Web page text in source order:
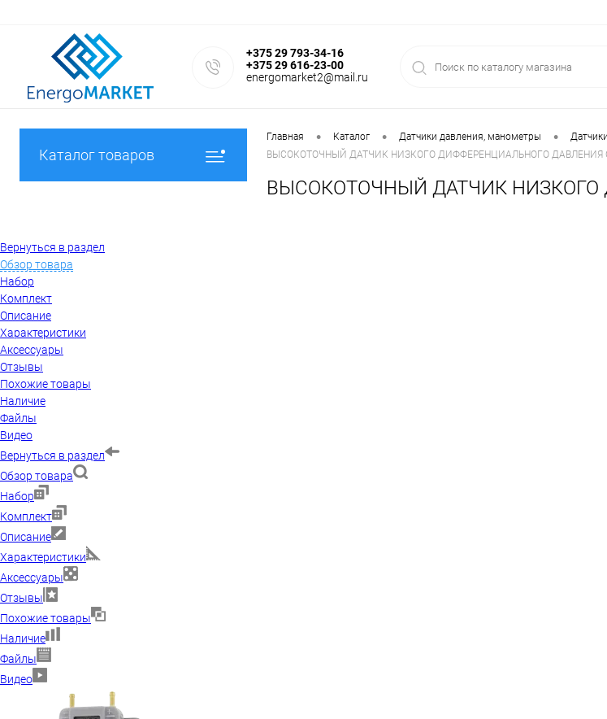
+375 29 793-34-16
+375 29 616-23-00
energomarket2@mail.ru
Каталог товаров
Главная • Каталог • Датчики давления, манометры •
ВЫСОКОТОЧНЫЙ ДАТЧИК НИЗКОГО ДИФФЕРЕНЦИАЛЬНОГО ДАВЛЕНИЯ
ВЫСОКОТОЧНЫЙ ДАТЧИК
Вернуться в раздел
Обзор товара
Набор
Комплект
Описание
Характеристики
Аксессуары
Отзывы
Похожие товары
Наличие
Файлы
Видео
Вернуться в раздел
Обзор товара
Набор
Комплект
Описание
Характеристики
Аксессуары
Отзывы
Похожие товары
Наличие
Файлы
Видео